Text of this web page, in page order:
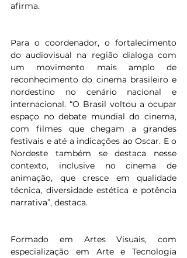
afirma.
Para o coordenador, o fortalecimento
do audiovisual na região dialoga com
um movimento mais amplo de
reconhecimento do cinema brasileiro e
nordestino no cenário nacional e
internacional. “O Brasil voltou a ocupar
espaço no debate mundial do cinema,
com filmes que chegam a grandes
festivais e até a indicações ao Oscar. E o
Nordeste também se destaca nesse
contexto, inclusive no cinema de
animação, que cresce em qualidade
técnica, diversidade estética e potência
narrativa”, destaca.
Formado em Artes Visuais, com
especialização em Arte e Tecnologia